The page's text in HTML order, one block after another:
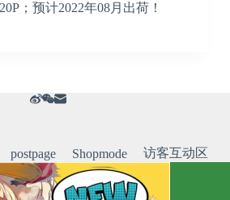
；预计2022年08月出荷！
postpage Shopmode 访客互动区